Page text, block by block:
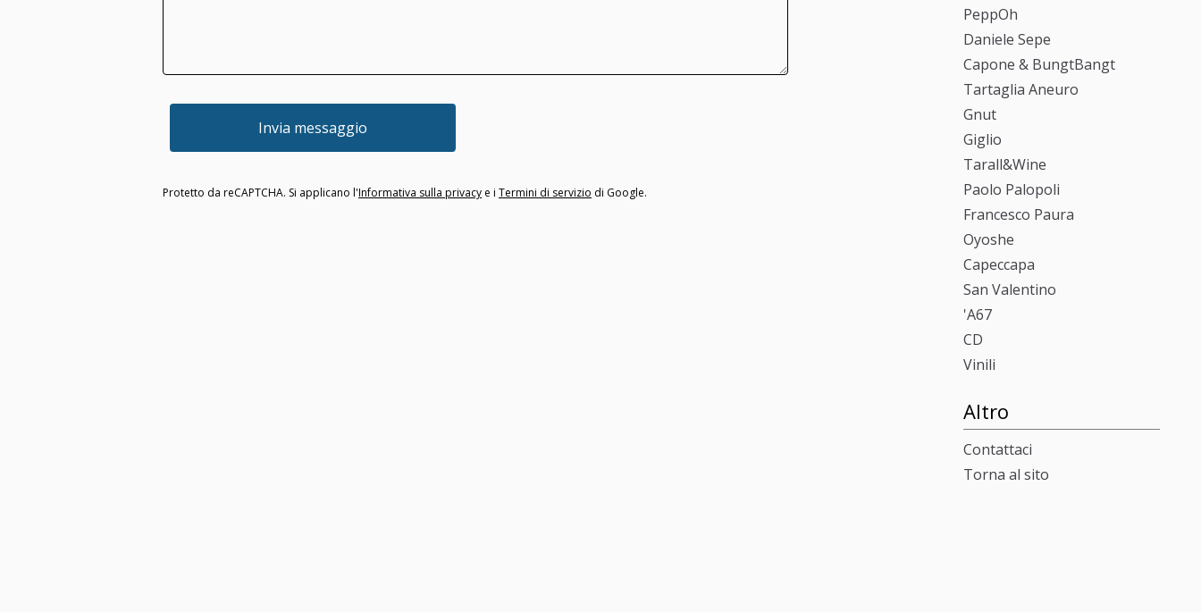
Invia messaggio
Protetto da reCAPTCHA. Si applicano l'Informativa sulla privacy e i Termini di servizio di Google.
PeppOh
Daniele Sepe
Capone & BungtBangt
Tartaglia Aneuro
Gnut
Giglio
Tarall&Wine
Paolo Palopoli
Francesco Paura
Oyoshe
Capeccapa
San Valentino
'A67
CD
Vinili
Altro
Contattaci
Torna al sito